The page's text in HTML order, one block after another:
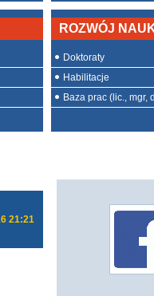
ROZWÓJ
Doktoraty
Habilitacje
Baza prac (lic., mgr,
21:21